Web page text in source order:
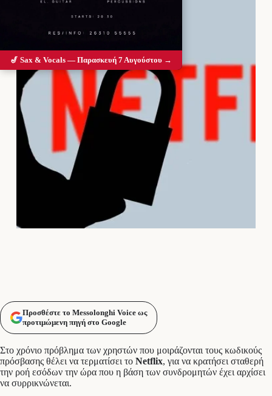
Προσθέστε το Messolonghi Voice ως
προτιμώμενη πηγή στο Google
Στο χρόνιο πρόβλημα των χρηστών που μοιράζονται τους κωδικούς
πρόσβασης θέλει να τερματίσει το Netflix, για να κρατήσει σταθερή
την ροή εσόδων την ώρα που η βάση των συνδρομητών έχει αρχίσει
να συρρικνώνεται.
🎷 Sax & Vocals — Παρασκευή 7 Αυγούστου →